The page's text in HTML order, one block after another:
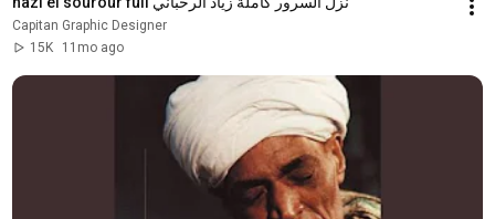
Capitan Graphic Designer
15K
11mo ago